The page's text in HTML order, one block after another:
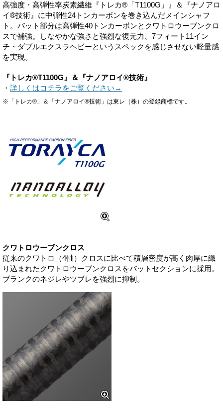
高強度・高弾性率炭素繊維『トレカ®「T1100G」』＆『ナノアロ
イ®技術』に中弾性24トンカーボンを巻き込んだメインシャフ
ト。バット部分は高弾性40トンカーボンとクワトロウーブンクロ
スで補強。しなやかな強さと強烈な復元力、7フィート11イン
チ・ダブルエクスラヘビーというスペックを感じさせない軽量感
を実現。
『トレカ®T1100G』＆『ナノアロイ®技術』
・ 詳しくはコチラをご覧ください→
※「トレカ®」＆「ナノアロイ®技術」は東レ（株）の登録商標です。
クワトロウーブンクロス
従来のクワトロ（4軸）クロスに比べて積層密度が高く肉厚に織
り込まれたクワトロウーブンクロスをバットセクションに採用。
ブランクのネジレやツブレを強烈に抑制。